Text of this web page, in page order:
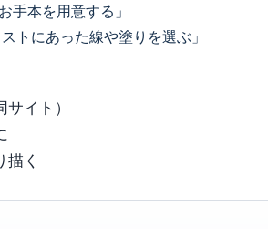
手本を用意する」
トにあった線や塗りを選ぶ」
イト）
く